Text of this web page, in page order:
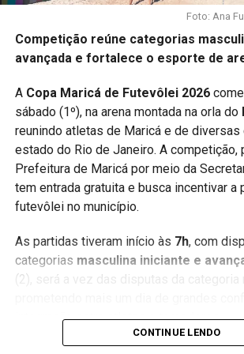
Foto: Ana
Competição reúne categorias
avançada e fortalece o esporte de
A Copa Maricá de Futevôlei 2026
sábado (1º), na arena montada na orla do
reunindo atletas de Maricá e de
estado do Rio de Janeiro. A competição,
Prefeitura de Maricá por meio da
tem entrada gratuita e busca incentivar a
futevôlei no município.
As partidas tiveram início às 7h, com
categorias masculina iniciante e
(2), será a vez das disputas da categoria
integração entre atletas e torcedores.
CONTINUE LENDO